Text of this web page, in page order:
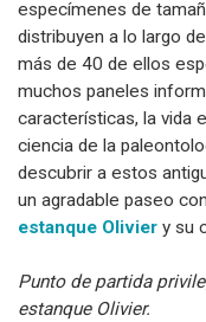
especímenes de
distribuyen a lo largo
más de 40 de ellos
muchos paneles
características, la vida
ciencia de la
descubrir a estos
un agradable paseo
estanque Olivier y su
Punto de partida
estanque Olivier.